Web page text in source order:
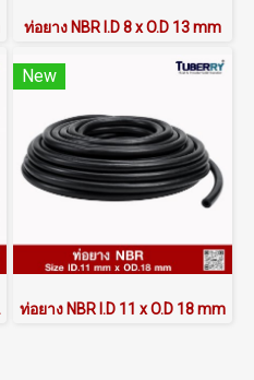
ท่อยาง NBR I.D 8 x O.D 13 mm
mm
New
ท่อยาง NBR I.D 11 x O.D 18 mm